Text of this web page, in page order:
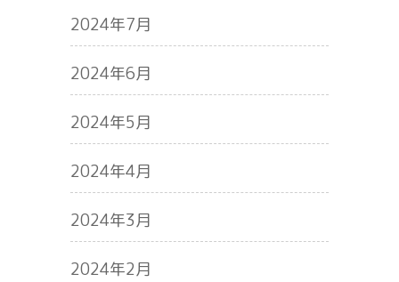
2024年7月
2024年6月
2024年5月
2024年4月
2024年3月
2024年2月